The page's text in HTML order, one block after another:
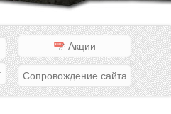
Акции
Сопровождение сайта